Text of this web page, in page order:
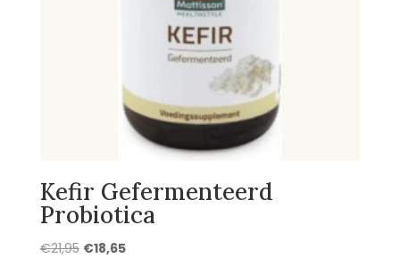
Kefir Gefermenteerd
Probiotica
€21,95 Oorspronkelijke
€18,65Huidige